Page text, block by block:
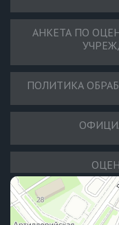
АНКЕТА ПО
ПОЛИТИКА